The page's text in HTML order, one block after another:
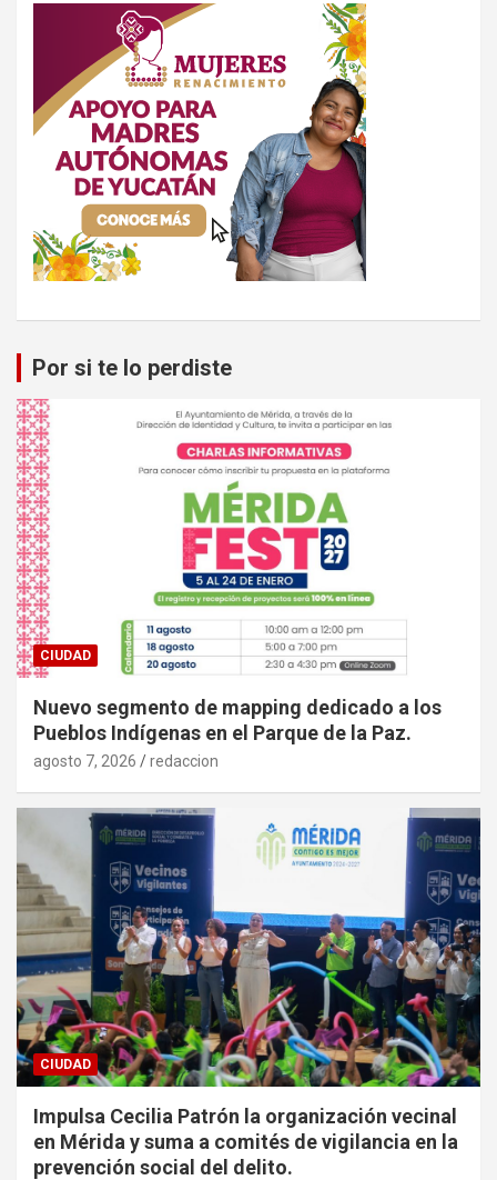
Por si te lo perdiste
CIUDAD
Nuevo segmento de mapping dedicado a los
Pueblos Indígenas en el Parque de la Paz.
agosto 7, 2026 redaccion
CIUDAD
Impulsa Cecilia Patrón la organización vecinal
en Mérida y suma a comités de vigilancia en la
prevención social del delito.